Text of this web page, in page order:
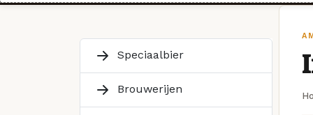
Speciaalbier
Brouwerijen